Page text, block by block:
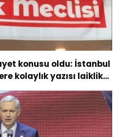
konusu oldu: İstanbul
kolaylık yazısı laiklik